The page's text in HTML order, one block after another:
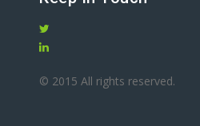
© 2015 All rights reserved.